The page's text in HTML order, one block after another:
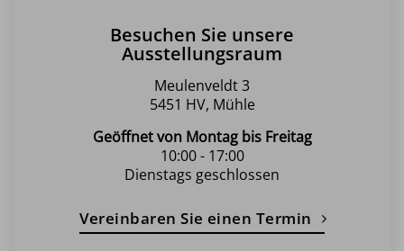
Besuchen Sie unsere
Ausstellungsraum
Meulenveldt 3
5451 HV, Mühle
Geöffnet von Montag bis Freitag
10:00 - 17:00
Dienstags geschlossen
Vereinbaren Sie einen Termin